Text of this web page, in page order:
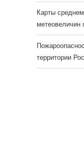
Карты
территории